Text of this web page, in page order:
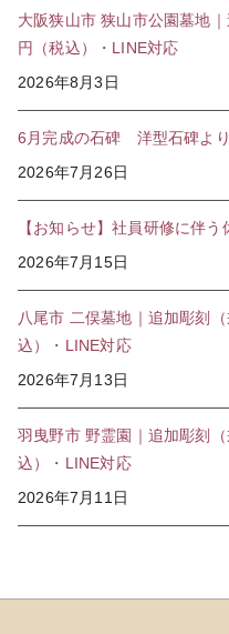
大阪狭山市 狭山市公園墓地
円（税込）・LINE対応
2026年8月3日
6月完成の石碑 洋型石碑より
2026年7月26日
【お知らせ】社員研修に伴
2026年7月15日
八尾市 二俣墓地｜追加彫刻
込）・LINE対応
2026年7月13日
羽曳野市 野霊園｜追加彫刻
込）・LINE対応
2026年7月11日